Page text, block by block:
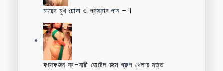
মায়ের মুখ চোদা ও প্রস্রাব পান – 1
কয়েকজন নর-নারী হোটেল রুমে গ্রুপ খেলায় মত্ত